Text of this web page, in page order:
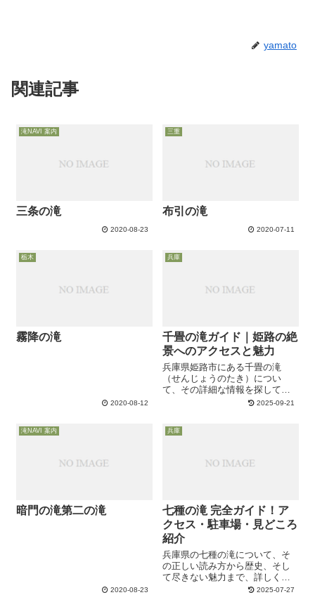
yamato
関連記事
滝NAVI 案内
三条の滝
2020-08-23
三重
布引の滝
2020-07-11
栃木
霧降の滝
2020-08-12
兵庫
千畳の滝ガイド｜姫路の絶
景へのアクセスと魅力
兵庫県姫路市にある千畳の滝
（せんじょうのたき）につい
て、その詳細な情報を探してい
ませんか。姫路といえば世界遺
い、しかし訪れる価値のある自
の記事では、そんな秘境...
2025-09-21
滝NAVI 案内
暗門の滝第二の滝
2020-08-23
兵庫
七種の滝 完全ガイド！ア
クセス・駐車場・見どころ
紹介
兵庫県の七種の滝について、そ
の正しい読み方から歴史、そし
て尽きない魅力まで、詳しく知
りたいと思っていませんか。こ
2025-07-27